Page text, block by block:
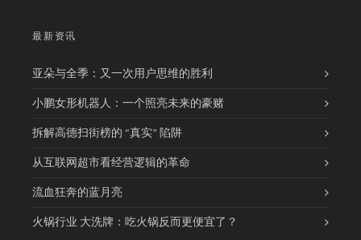
最新资讯
亚朵与全季：又一次用户思维的胜利
小鹏女形机器人：一个照亮未来的豪赌
拆解高德扫街榜的 “真实” 陷阱
从互联网超市看经营逻辑的革命
流血狂奔的蓝月亮
火锅行业 大洗牌：吃火锅反而更便宜了？